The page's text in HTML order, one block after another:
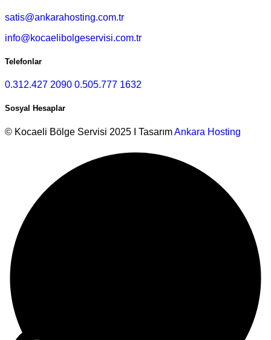
satis@ankarahosting.com.tr
info@kocaelibolgeservisi.com.tr
Telefonlar
0.312.427 2090 0.505.777 1632
Sosyal Hesaplar
© Kocaeli Bölge Servisi 2025 I TasarımAnkara Hosting